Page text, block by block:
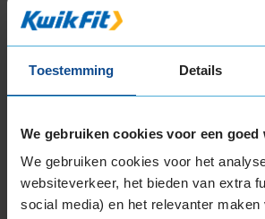
Toestemming Details
We gebruiken cookies voor een goed
We gebruiken cookies voor het
websiteverkeer, het bieden van extra
social media) en het relevanter maken
vooral geen slijtagegeluiden...
Band 225/45R17 94Y EXTRALOAD
Datum beoordeling 22 januari 2026